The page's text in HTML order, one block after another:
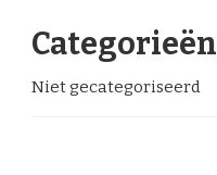
Categorieën
Niet gecategoriseerd